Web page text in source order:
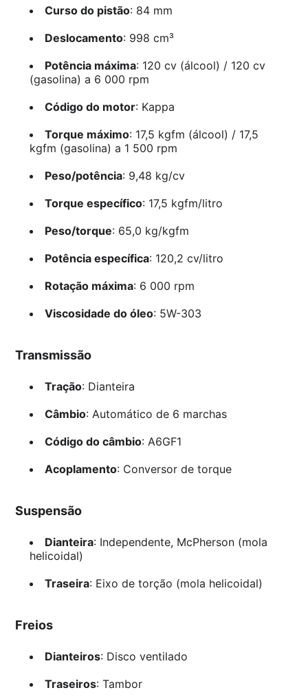
Curso do pistão: 84 mm
Deslocamento: 998 cm³
Potência máxima: 120 cv (álcool) / 120 cv
(gasolina) a 6 000 rpm
Código do motor: Kappa
Torque máximo: 17,5 kgfm (álcool) / 17,5
kgfm (gasolina) a 1 500 rpm
Peso/potência: 9,48 kg/cv
Torque específico: 17,5 kgfm/litro
Peso/torque: 65,0 kg/kgfm
Potência específica: 120,2 cv/litro
Rotação máxima: 6 000 rpm
Viscosidade do óleo: 5W-303
Transmissão
Tração: Dianteira
Câmbio: Automático de 6 marchas
Código do câmbio: A6GF1
Acoplamento: Conversor de torque
Suspensão
Dianteira: Independente, McPherson (mola
helicoidal)
Traseira: Eixo de torção (mola helicoidal)
Freios
Dianteiros: Disco ventilado
Traseiros: Tambor